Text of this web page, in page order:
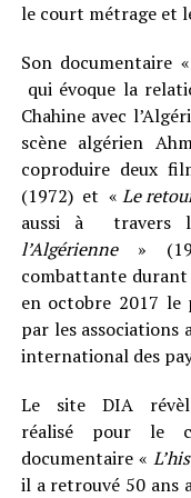
le court métrage et
Son documentaire «
qui évoque la
Chahine avec
scène algérien
coproduire deux
(1972) et «Le
aussi à travers
l’Algérienne »
combattante
en octobre 2017
par les associations
international des
Le site DIA
réalisé pour le
documentaire «
il a retrouvé 50 ans